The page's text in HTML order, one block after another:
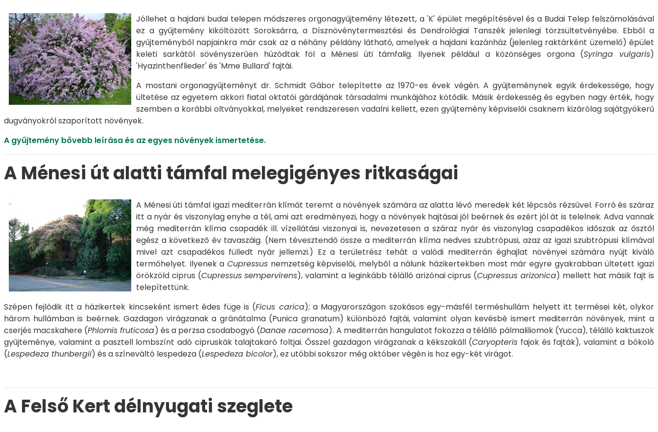
Jóllehet a hajdani budai telepen módszeres orgonagyűjtemény létezett, a 'K' épület megépítésével és a Budai Telep felszámolásával
ez a gyűjtemény kiköltözött Soroksárra, a Dísznövénytermesztési és Dendrológiai Tanszék jelenlegi törzsültetvényébe. Ebből a
gyűjteményből napjainkra már csak az a néhány példány látható, amelyek a hajdani kazánház (jelenleg raktárként üzemelő) épület
keleti sarkától sövényszerűen húzódtak föl a Ménesi úti támfalig. Ilyenek például a közönséges orgona (Syringa vulgaris)
'Hyazinthenflieder' és 'Mme Bullard' fajtái.
A mostani orgonagyűjteményt dr. Schmidt Gábor telepítette az 1970-es évek végén. A gyűjteménynek egyik érdekessége, hogy
ültetése az egyetem akkori fiatal oktatói gárdájának társadalmi munkájához kötődik. Másik érdekesség és egyben nagy érték, hogy
szemben a korábbi oltványokkal, melyeket rendszeresen vadalni kellett, ezen gyűjtemény képviselői csaknem kizárólag sajátgyökerű
dugványokról szaporított növények.
A gyűjtemény bővebb leírása és az egyes növények ismertetése.
A Ménesi út alatti támfal melegigényes ritkaságai
A Ménesi úti támfal igazi mediterrán klímát teremt a növények számára az alatta lévő meredek két lépcsős rézsűvel. Forró és száraz
itt a nyár és viszonylag enyhe a tél, ami azt eredményezi, hogy a növények hajtásai jól beérnek és ezért jól át is telelnek. Adva vannak
még mediterrán klíma csapadék ill. vízellátási viszonyai is, nevezetesen a száraz nyár és viszonylag csapadékos időszak az ősztől
egész a következő év tavaszáig. (Nem tévesztendő össze a mediterrán klíma nedves szubtrópusi, azaz az igazi szubtrópusi klímával
mivel azt csapadékos fülledt nyár jellemzi.) Ez a területrész tehát a valódi mediterrán éghajlat növényei számára nyújt kiváló
termőhelyet. Ilyenek a Cupressus nemzetség képviselői, melyből a nálunk házikertekben most már egyre gyakrabban ültetett igazi
örökzöld ciprus (Cupressus sempervirens), valamint a leginkább télálló arizónai ciprus (Cupressus arizonica) mellett hat másik fajt is
telepítettünk.
Szépen fejlődik itt a házikertek kincseként ismert édes füge is (Ficus carica); a Magyarországon szokásos egy-másfél terméshullám helyett itt termései két, olykor
három hullámban is beérnek. Gazdagon virágzanak a gránátalma (Punica granatum) különböző fajtái, valamint olyan kevésbé ismert mediterrán növények, mint a
cserjés macskahere (Phlomis fruticosa) és a perzsa csodabogyó (Danae racemosa). A mediterrán hangulatot fokozza a télálló pálmaliliomok (Yucca), télálló kaktuszok
gyűjteménye, valamint a pasztell lombszínt adó cipruskák talajtakaró foltjai. Ősszel gazdagon virágzanak a kékszakáll (Caryopteris fajok és fajták), valamint a bókoló
(Lespedeza thunbergii) és a színeváltó lespedeza (Lespedeza bicolor), ez utóbbi sokszor még október végén is hoz egy-két virágot.
A Felső Kert délnyugati szeglete